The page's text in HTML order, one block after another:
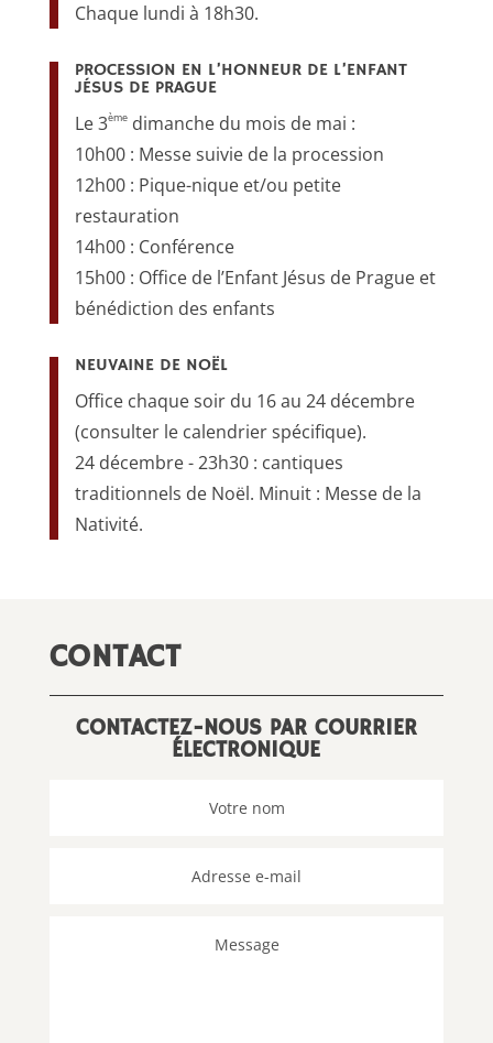
Chaque lundi à 18h30.
PROCESSION EN L’HONNEUR DE L’ENFANT
JÉSUS DE PRAGUE
Le 3èmedimanche du mois de mai :
10h00 : Messe suivie de la procession
12h00 : Pique-nique et/ou petite
restauration
14h00 : Conférence
15h00 : Office de l’Enfant Jésus de Prague et
bénédiction des enfants
NEUVAINE DE NOËL
Office chaque soir du 16 au 24 décembre
(consulter le calendrier spécifique).
24 décembre - 23h30 : cantiques
traditionnels de Noël. Minuit : Messe de la
Nativité.
CONTACT
CONTACTEZ-NOUS PAR COURRIER
ÉLECTRONIQUE